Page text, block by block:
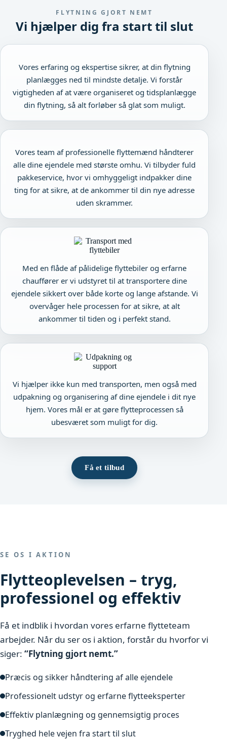
FLYTNING GJORT NEMT
Vi hjælper dig fra start til slut
Vores erfaring og ekspertise sikrer, at din flytning
planlægges ned til mindste detalje. Vi forstår
vigtigheden af at være organiseret og tidsplanlægge
din flytning, så alt forløber så glat som muligt.
Vores team af professionelle flyttemænd håndterer
alle dine ejendele med største omhu. Vi tilbyder fuld
pakkeservice, hvor vi omhyggeligt indpakker dine
ting for at sikre, at de ankommer til din nye adresse
uden skrammer.
Med en flåde af pålidelige flyttebiler og erfarne
chauffører er vi udstyret til at transportere dine
ejendele sikkert over både korte og lange afstande. Vi
overvåger hele processen for at sikre, at alt
ankommer til tiden og i perfekt stand.
Vi hjælper ikke kun med transporten, men også med
udpakning og organisering af dine ejendele i dit nye
hjem. Vores mål er at gøre flytteprocessen så
ubesværet som muligt for dig.
Få et tilbud
SE OS I AKTION
Flytteoplevelsen – tryg,
professionel og effektiv
Få et indblik i hvordan vores erfarne flytteteam
arbejder. Når du ser os i aktion, forstår du hvorfor vi
siger: “Flytning gjort nemt.”
Præcis og sikker håndtering af alle ejendele
Professionelt udstyr og erfarne flytteeksperter
Effektiv planlægning og gennemsigtig proces
Tryghed hele vejen fra start til slut